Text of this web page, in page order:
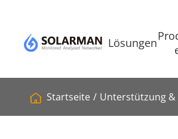
Lösungen
Startseite Unterstützung &